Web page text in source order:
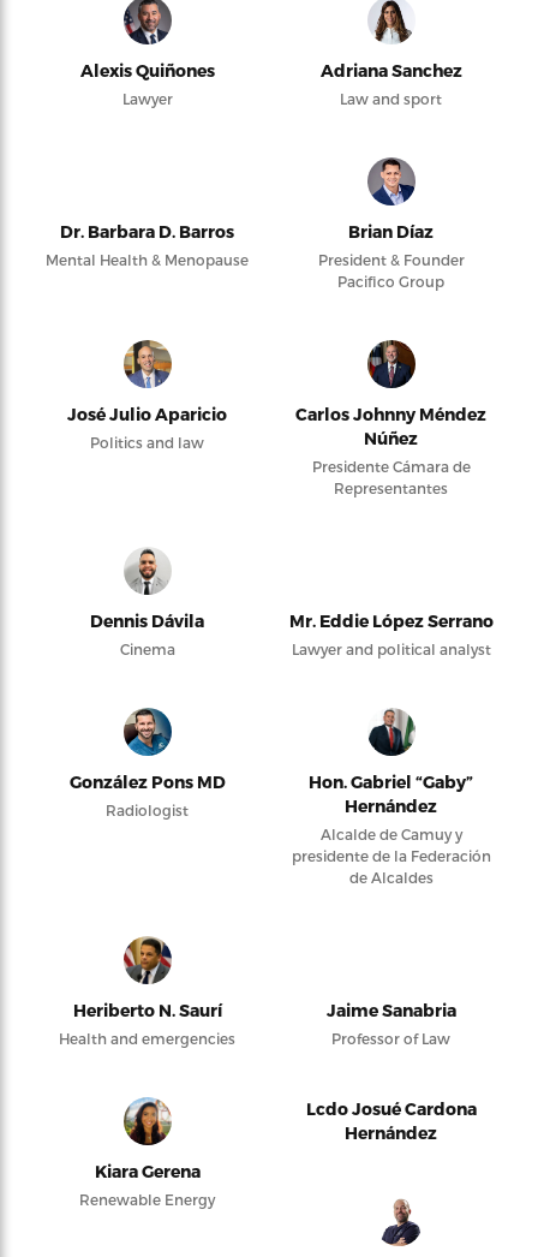
Alexis Quiñones
Lawyer
Adriana Sanchez
Law and sport
Dr. Barbara D. Barros
Mental Health & Menopause
Brian Díaz
President & Founder
Pacifico Group
José Julio Aparicio
Politics and law
Carlos Johnny Méndez
Núñez
Presidente Cámara de
Representantes
Dennis Dávila
Cinema
Mr. Eddie López Serrano
Lawyer and political analyst
González Pons MD
Radiologist
Hon. Gabriel “Gaby”
Hernández
Alcalde de Camuy y
presidente de la Federación
de Alcaldes
Heriberto N. Saurí
Health and emergencies
Jaime Sanabria
Professor of Law
Kiara Gerena
Renewable Energy
Lcdo Josué Cardona
Hernández